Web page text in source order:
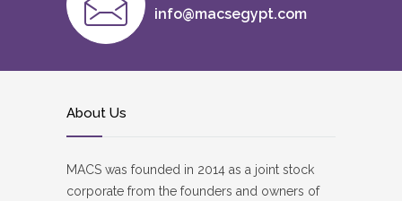
info@macsegypt.com
About Us
MACS was founded in 2014 as a joint stock
corporate from the founders and owners of